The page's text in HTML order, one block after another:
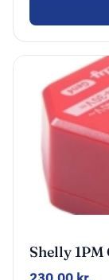
Shelly